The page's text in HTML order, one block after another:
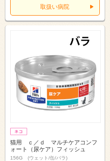
取扱い病院
猫用 ｃ／ｄ マルチケアコンフ
ォート（尿ケア）フィッシュ
156G (ウェット/缶/バラ)